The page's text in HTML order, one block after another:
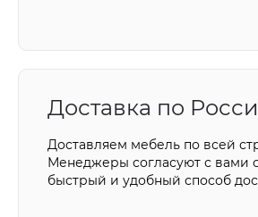
Доставка по
Доставляем мебель по всей
Менеджеры согласуют с вами
быстрый и удобный способ